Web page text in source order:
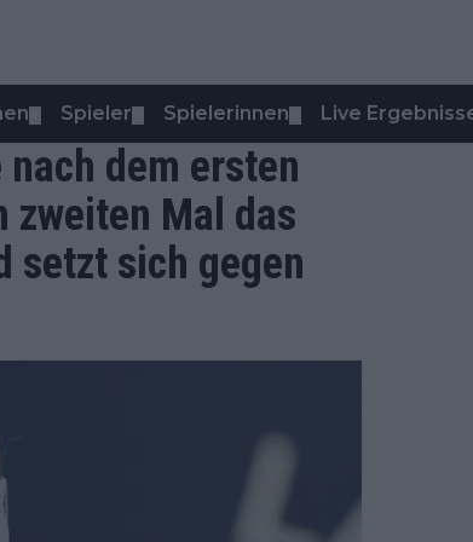
Spieler Spielerinnen Live
nach dem ersten
zweiten Mal das
setzt sich gegen